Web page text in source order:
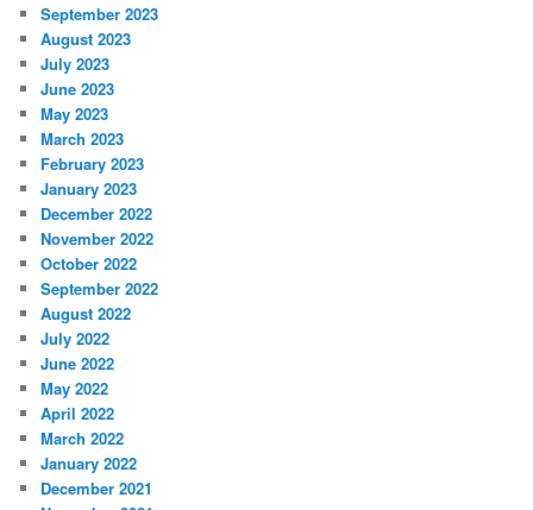
September 2023
August 2023
July 2023
June 2023
May 2023
March 2023
February 2023
January 2023
December 2022
November 2022
October 2022
September 2022
August 2022
July 2022
June 2022
May 2022
April 2022
March 2022
January 2022
December 2021